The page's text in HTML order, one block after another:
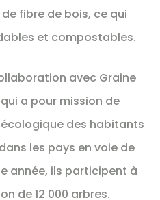
fibre de bois, ce qui
et compostables.
avec Graine
a pour mission de
des habitants
les pays en voie de
année, ils participent à
de 12 000 arbres.